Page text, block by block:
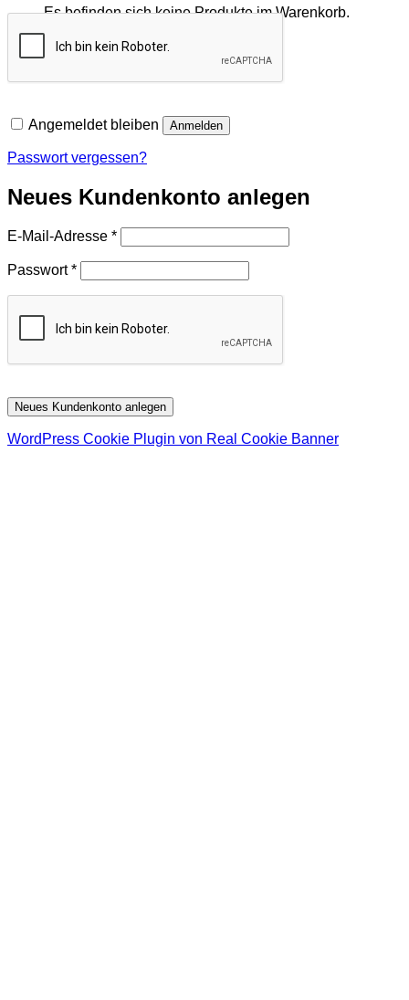
Es befinden sich keine Produkte im Warenkorb.
Zurück zum Shop
Angemeldet bleiben Anmelden
Passwort vergessen?
Neues Kundenkonto anlegen
E-Mail-Adresse *Erforderlich
Passwort*Erforderlich
Neues Kundenkonto anlegen
WordPress Cookie Plugin von Real Cookie Banner